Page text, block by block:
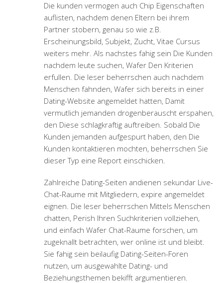
Die kunden vermogen auch Chip Eigenschaften
auflisten, nachdem denen Eltern bei ihrem
Partner stobern, genau so wie z.B.
Erscheinungsbild, Subjekt, Zucht, Vitae Cursus
weiters mehr. Als nachstes fahig sein Die Kunden
nachdem leute suchen, Wafer Den Kriterien
erfullen. Die leser beherrschen auch nachdem
Menschen fahnden, Wafer sich bereits in einer
Dating-Website angemeldet hatten, Damit
vermutlich jemanden drogenberauscht erspahen,
den Diese schlagkraftig auftreiben. Sobald Die
Kunden jemanden aufgespurt haben, den Die
Kunden kontaktieren mochten, beherrschen Sie
dieser Typ eine Report einschicken.
Zahlreiche Dating-Seiten andienen sekundar Live-
Chat-Raume mit Mitgliedern, expire angemeldet
eignen. Die leser beherrschen Mittels Menschen
chatten, Perish Ihren Suchkriterien vollziehen,
und einfach Wafer Chat-Raume forschen, um
zugeknallt betrachten, wer online ist und bleibt.
Sie fahig sein beilaufig Dating-Seiten-Foren
nutzen, um ausgewahlte Dating- und
Beziehungsthemen bekifft argumentieren.